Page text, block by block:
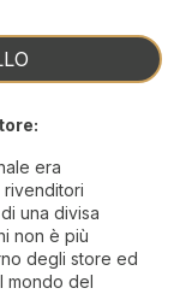
era
una divisa
non è più
degli store ed
mondo del